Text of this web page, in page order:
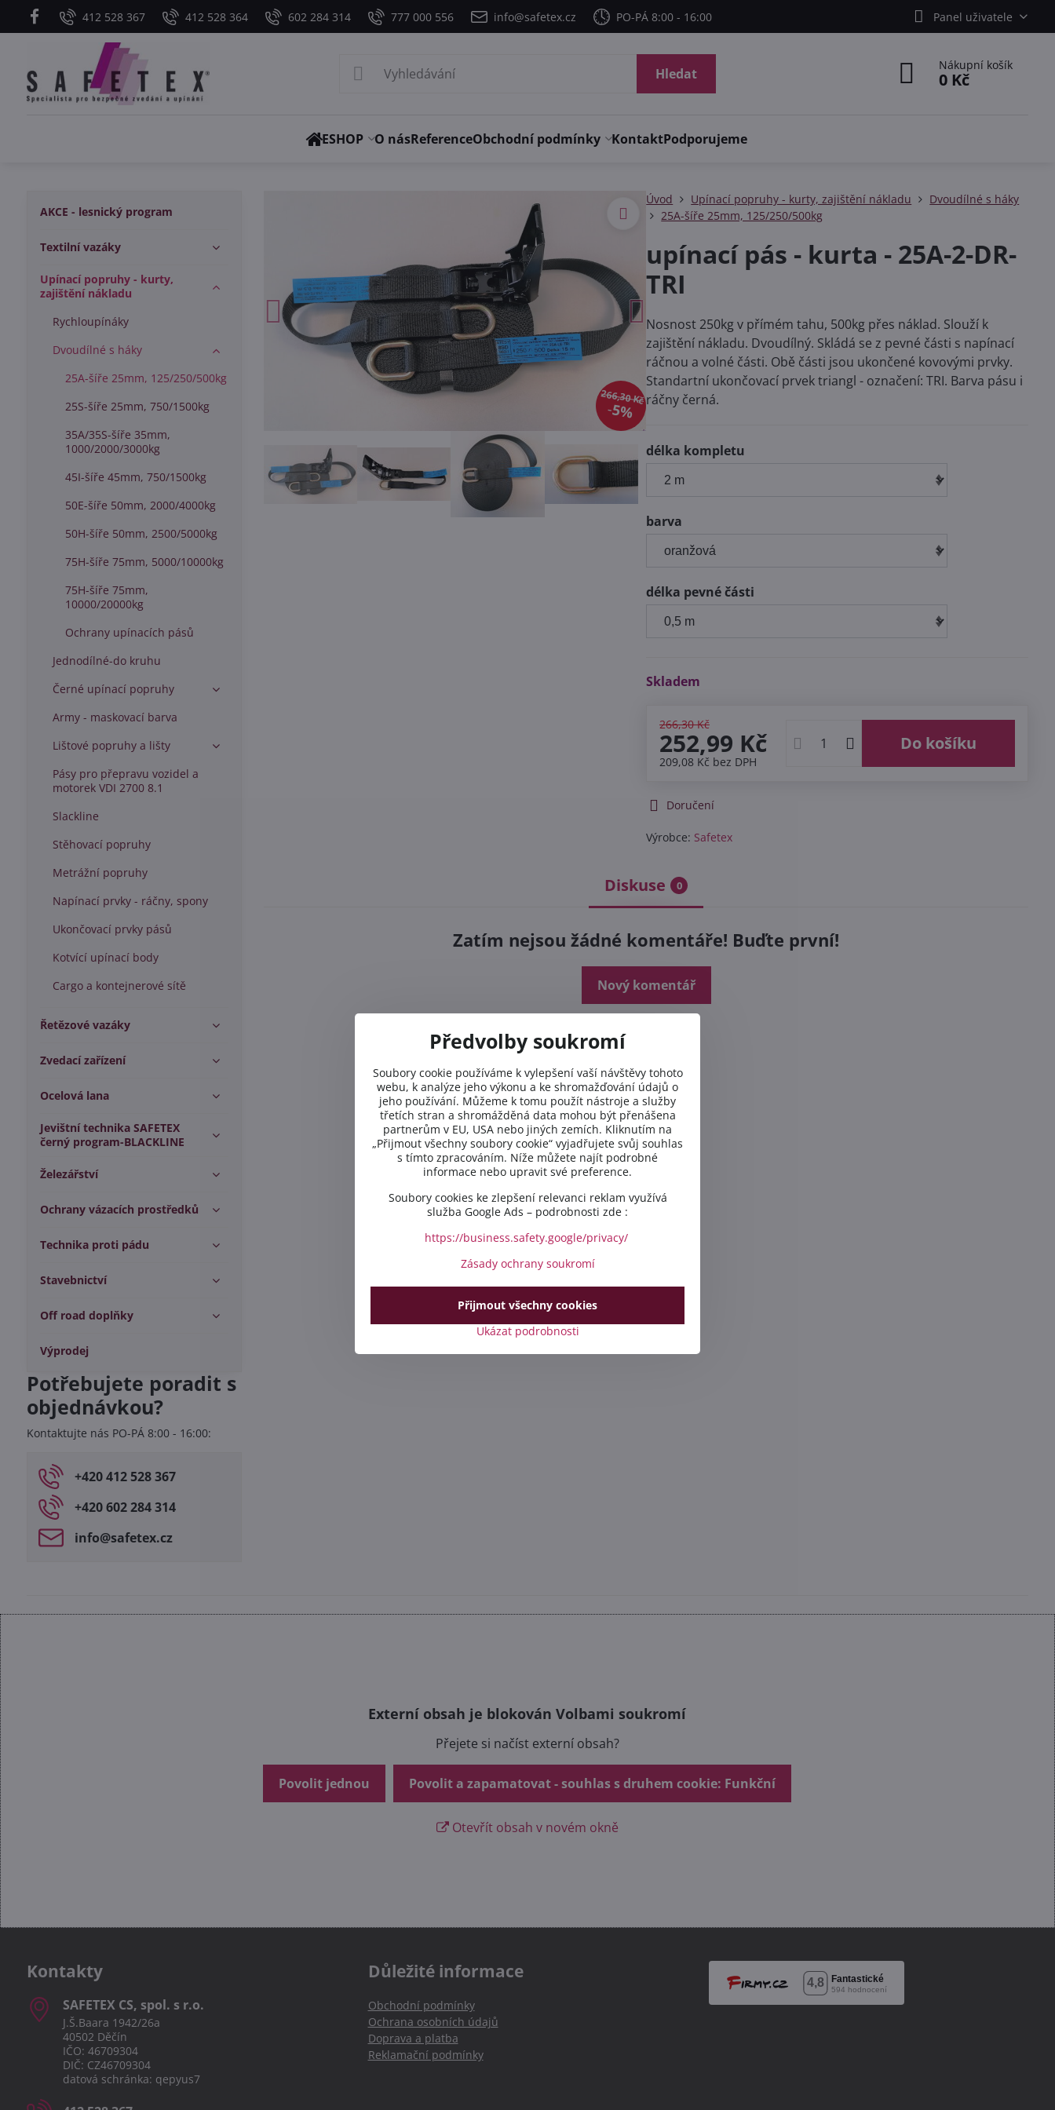
412 528 367 412 528 364 602 284 314 777 000 556 info@safetex.cz PO-PÁ 8:00 - 16:00 Panel uživatele
Hledat
Nákupní košík
0 Kč
ESHOP O násReferenceObchodní podmínky KontaktPodporujeme
266,30 Kč
5%
Úvod Upínací popruhy - kurty, zajištění nákladu
Dvoudílné s háky
25A-šíře 25mm, 125/250/500kg
upínací pás - kurta - 25A-2-DR-
TRI
Nosnost 250kg v přímém tahu, 500kg přes náklad. Slouží k
zajištění nákladu. Dvoudílný. Skládá se z pevné části s napínací
ráčnou a volné části. Obě části jsou ukončené kovovými prvky.
Standartní ukončovací prvek triangl - označení: TRI. Barva pásu i
ráčny černá.
délka kompletu
barva
délka pevné části
Skladem
266,30 Kč
252,99 Kč
209,08 Kč bez DPH
Do košíku
Doručení
Výrobce: Safetex
Diskuse 0
Zatím nejsou žádné komentáře! Buďte první!
Nový komentář
AKCE - lesnický program
Textilní vazáky
Upínací popruhy - kurty,
zajištění nákladu
Rychloupínáky
Dvoudílné s háky
25A-šíře 25mm, 125/250/500kg
25S-šíře 25mm, 750/1500kg
35A/35S-šíře 35mm,
1000/2000/3000kg
45I-šíře 45mm, 750/1500kg
50E-šíře 50mm, 2000/4000kg
50H-šíře 50mm, 2500/5000kg
75H-šíře 75mm, 5000/10000kg
75H-šíře 75mm,
10000/20000kg
Ochrany upínacích pásů
Jednodílné-do kruhu
Černé upínací popruhy
Army - maskovací barva
Lištové popruhy a lišty
Pásy pro přepravu vozidel a
motorek VDI 2700 8.1
Slackline
Stěhovací popruhy
Metrážní popruhy
Napínací prvky - ráčny, spony
Ukončovací prvky pásů
Kotvící upínací body
Cargo a kontejnerové sítě
Řetězové vazáky
Zvedací zařízení
Ocelová lana
Jevištní technika SAFETEX
černý program-BLACKLINE
Železářství
Ochrany vázacích prostředků
Technika proti pádu
Stavebnictví
Off road doplňky
Výprodej
Potřebujete poradit s
objednávkou?
Kontaktujte nás PO-PÁ 8:00 - 16:00:
+420 412 528 367
+420 602 284 314
info​@safetex​.cz
Externí obsah je blokován Volbami soukromí
Přejete si načíst externí obsah?
Povolit jednou Povolit a zapamatovat - souhlas s druhem cookie: Funkční
Otevřít obsah v novém okně
Kontakty
SAFETEX CS, spol​. s r​.o​.
J.Š.Baara 1942/26a
40502 Děčín
IČO: 46709304
DIČ: CZ46709304
datová schránka: qepyus7
Důležité informace
Obchodní podmínky
Ochrana osobních údajů
Doprava a platba
Reklamační podmínky
Předvolby soukromí
Soubory cookie používáme k vylepšení vaší návštěvy tohoto
webu, k analýze jeho výkonu a ke shromažďování údajů o
jeho používání. Můžeme k tomu použít nástroje a služby
třetích stran a shromážděná data mohou být přenášena
partnerům v EU, USA nebo jiných zemích. Kliknutím na
„Přijmout všechny soubory cookie“ vyjadřujete svůj souhlas
s tímto zpracováním. Níže můžete najít podrobné
informace nebo upravit své preference.
Soubory cookies ke zlepšení relevanci reklam využívá
služba Google Ads – podrobnosti zde :
https://business.safety.google/privacy/
Zásady ochrany soukromí
Ukázat podrobnosti
Přijmout všechny cookies